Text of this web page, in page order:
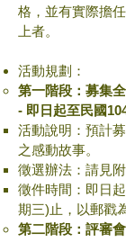
格，並有實際擔
上者。
活動規劃：
第一階段：募集
- 即日起至民國
活動說明：預計
之感動故事。
徵選辦法：請見附
徵件時間：即日
期三)止，以郵戳
第二階段：評審